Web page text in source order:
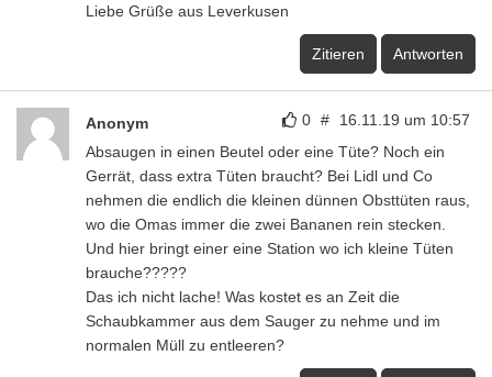
Liebe Grüße aus Leverkusen
Zitieren Antworten
0 # 16.11.19 um 10:57
Anonym
Absaugen in einen Beutel oder eine Tüte? Noch ein
Gerrät, dass extra Tüten braucht? Bei Lidl und Co
nehmen die endlich die kleinen dünnen Obsttüten raus,
wo die Omas immer die zwei Bananen rein stecken.
Und hier bringt einer eine Station wo ich kleine Tüten
brauche?????
Das ich nicht lache! Was kostet es an Zeit die
Schaubkammer aus dem Sauger zu nehme und im
normalen Müll zu entleeren?